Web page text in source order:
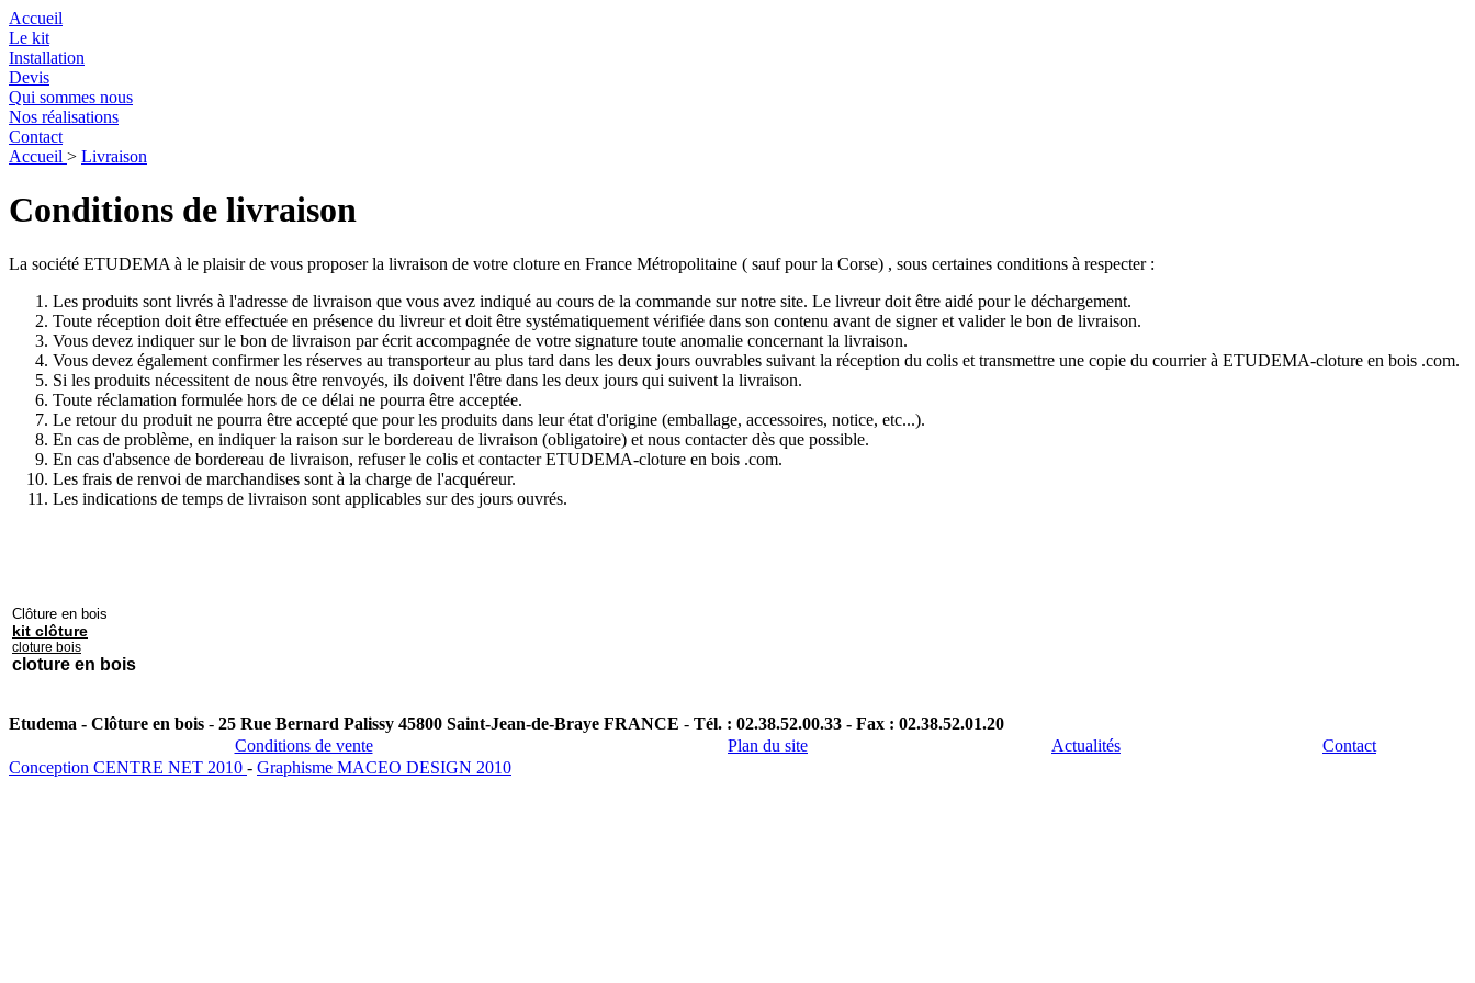
Accueil
Le kit
Installation
Devis
Qui sommes nous
Nos réalisations
Contact
Accueil > Livraison
Conditions de livraison
La société ETUDEMA à le plaisir de vous proposer la livraison de votre cloture en France Métropolitaine ( sauf pour la Corse) , sous certaines conditions à respecter :
Les produits sont livrés à l'adresse de livraison que vous avez indiqué au cours de la commande sur notre site. Le livreur doit être aidé pour le déchargement.
Toute réception doit être effectuée en présence du livreur et doit être systématiquement vérifiée dans son contenu avant de signer et valider le bon de livraison.
Vous devez indiquer sur le bon de livraison par écrit accompagnée de votre signature toute anomalie concernant la livraison.
Vous devez également confirmer les réserves au transporteur au plus tard dans les deux jours ouvrables suivant la réception du colis et transmettre une copie du courrier à ETUDEMA-cloture en bois .com.
Si les produits nécessitent de nous être renvoyés, ils doivent l'être dans les deux jours qui suivent la livraison.
Toute réclamation formulée hors de ce délai ne pourra être acceptée.
Le retour du produit ne pourra être accepté que pour les produits dans leur état d'origine (emballage, accessoires, notice, etc...).
En cas de problème, en indiquer la raison sur le bordereau de livraison (obligatoire) et nous contacter dès que possible.
En cas d'absence de bordereau de livraison, refuser le colis et contacter ETUDEMA-cloture en bois .com.
Les frais de renvoi de marchandises sont à la charge de l'acquéreur.
Les indications de temps de livraison sont applicables sur des jours ouvrés.
Clôture en bois
kit clôture
cloture bois
cloture en bois
Etudema - Clôture en bois - 25 Rue Bernard Palissy 45800 Saint-Jean-de-Braye FRANCE - Tél. : 02.38.52.00.33 - Fax : 02.38.52.01.20
Conditions de vente
Plan du site Actualités
Contact
Conception CENTRE NET 2010 - Graphisme MACEO DESIGN 2010